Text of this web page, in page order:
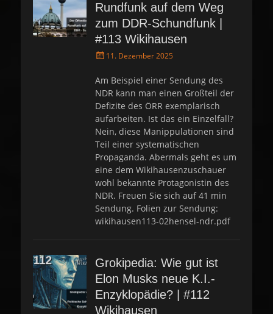
Rundfunk auf dem Weg
zum DDR-Schundfunk |
#113 Wikihausen
P
s
t
e
d
o
n
11. Dezember 2025
Am Beispiel einer Sendung des
NDR kann man einen Großteil der
Defizite des ÖRR exemplarisch
aufarbeiten. Ist das ein Einzelfall?
Nein, diese Manippulationen sind
Teil einer systematischen
Propaganda. Abermals geht es um
eine dem Wikihausenzuschauer
wohl bekannte Protagonistin des
NDR. Freuen Sie sich auf 41 min
Sendung. Folien zur Sendung:
wikihausen113-02hensel-ndr.pdf
Grokipedia: Wie gut ist
Elon Musks neue K.I.-
Enzyklopädie? | #112
Wikihausen